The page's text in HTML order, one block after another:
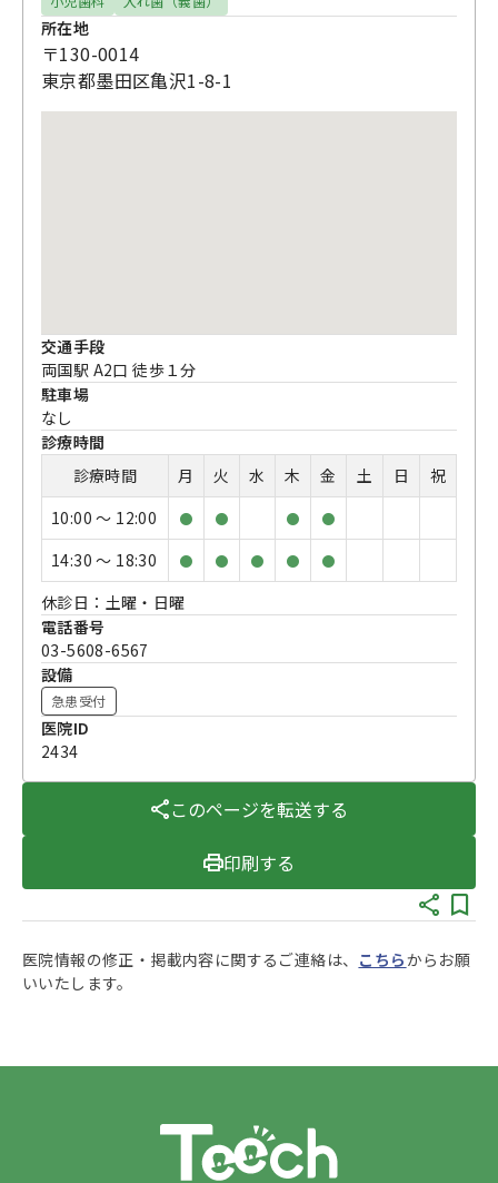
所在地
〒130-0014
東京都墨田区亀沢1-8-1
交通手段
両国駅 A2口 徒歩１分
駐車場
なし
診療時間
診療時間
月 火 水 木 金 土 日
祝
10:00 〜 12:00
● ● ● ●
14:30 〜 18:30 ● ● ● ● ●
休診日：土曜・日曜
電話番号
03-5608-6567
設備
急患受付
医院ID
2434
このページを転送する
印刷する
医院情報の修正・掲載内容に関するご連絡は、 こちらからお願
いいたします。